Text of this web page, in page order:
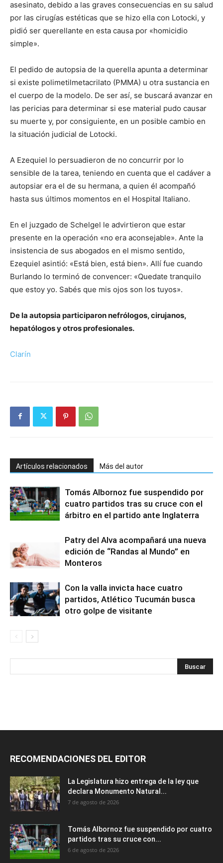
asesinato, debido a las graves consecuencias en su salud
por las cirugías estéticas que se hizo ella con Lotocki, y
pidió ser querellante en esta causa por «homicidio
simple».
El pedido de autopsia de la querella apunta a determinar
si existe polimetilmetacrilato (PMMA) u otra sustancia en
el cuerpo de la modelo. De ser así, se buscará avanzar en
las pericias para determinar si ese material pudo causar
su muerte y, por consiguiente, en un posible cambio en
la situación judicial de Lotocki.
A Ezequiel lo persuadieron de no concurrir por lo
sensible de la tarea, teniendo en cuenta que el cadáver a
autopsiar era el de su hermana, a quien él acompañó
hasta sus últimos momentos en el Hospital Italiano.
En el juzgado de Schelgel le advirtieron que estar
presente en la operación «no era aconsejable». Ante la
insistencia de sus abogados en el mismo sentido,
Ezequiel asintió: «Está bien, está bien». Allí fue cuando
Burlando lo terminó de convencer: «Quedate tranquilo
que estoy yo. Sabés que mis ojos son los tuyos».
De la autopsia participaron nefrólogos, cirujanos,
hepatólogos y otros profesionales.
Clarín
Artículos relacionados Más del autor
Tomás Albornoz fue suspendido por
cuatro partidos tras su cruce con el
árbitro en el partido ante Inglaterra
Patry del Alva acompañará una nueva
edición de “Randas al Mundo” en
Monteros
Con la valla invicta hace cuatro
partidos, Atlético Tucumán busca
otro golpe de visitante
RECOMENDACIONES DEL EDITOR
La Legislatura hizo entrega de la ley que
declara Monumento Natural...
7 de agosto de 2026
Tomás Albornoz fue suspendido por cuatro
partidos tras su cruce con...
6 de agosto de 2026